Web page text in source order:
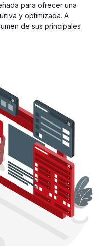
para ofrecer una
y optimizada. A
de sus principales